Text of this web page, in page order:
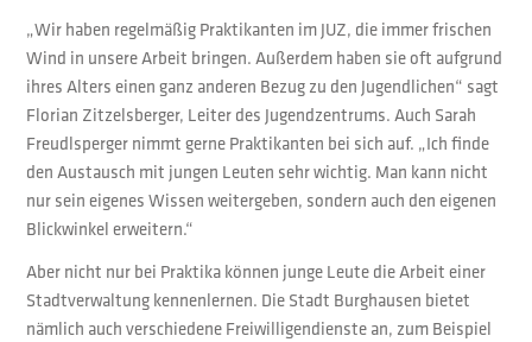
„Wir haben regelmäßig Praktikanten im JUZ, die immer frischen
Wind in unsere Arbeit bringen. Außerdem haben sie oft aufgrund
ihres Alters einen ganz anderen Bezug zu den Jugendlichen“ sagt
Florian Zitzelsberger, Leiter des Jugendzentrums. Auch Sarah
Freudlsperger nimmt gerne Praktikanten bei sich auf. „Ich finde
den Austausch mit jungen Leuten sehr wichtig. Man kann nicht
nur sein eigenes Wissen weitergeben, sondern auch den eigenen
Blickwinkel erweitern.“
Aber nicht nur bei Praktika können junge Leute die Arbeit einer
Stadtverwaltung kennenlernen. Die Stadt Burghausen bietet
nämlich auch verschiedene Freiwilligendienste an, zum Beispiel